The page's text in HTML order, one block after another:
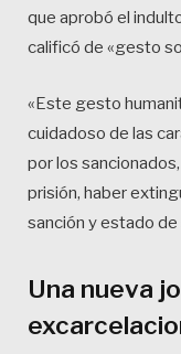
que aprobó el
calificó de «gesto
«Este gesto
cuidadoso de las
por los
prisión, haber
sanción y estado de
Una nueva